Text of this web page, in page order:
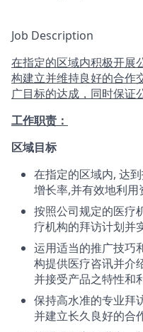
Job Description
在指定的区域内积极开展
构建立并维持良好的合作
广目标的达成，同时保证
工作职责：
区域目标
在指定的区域内, 达
增长率,并有效地利用
按照公司规定的医疗
疗机构的拜访计划并
运用适当的推广技巧
构提供医疗咨讯并介
并接受产品之特性和
保持高水准的专业拜
并建立长久良好的合